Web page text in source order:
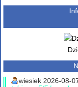
wiesiek 2026-08-